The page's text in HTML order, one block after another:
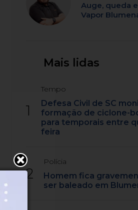
Auge, queda
Vapor
Mais lidas
1
Tempo
Defesa Civil de SC
formação de ciclone-
para temporais entre
feira
2
Polícia
Homem fica
ser baleado em